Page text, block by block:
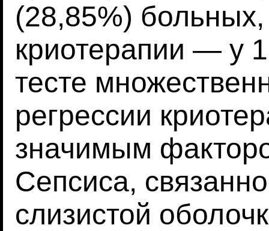
(28,85%) больных,
криотерапии — у
тесте
регрессии
значимым
Сепсиса,
слизистой